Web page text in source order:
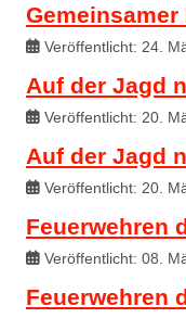
Veröffentlicht: 24.
Auf der Jagd
Veröffentlicht: 20.
Auf der Jagd
Veröffentlicht: 20.
Feuerwehren
Veröffentlicht: 08.
Feuerwehren